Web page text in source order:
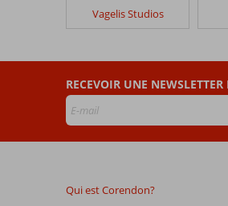
Athesis
Les
avis
de
plus
mois
Vagelis Studios
RECEVOIR UNE
Qui est Corendon?